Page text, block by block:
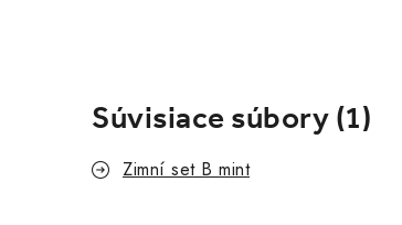
Súvisiace súbory (1)
Zimní set B mint